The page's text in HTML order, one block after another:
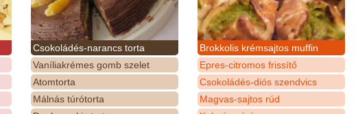
Csokoládés-narancs torta
Vaníliakrémes gomb szelet
Atomtorta
Málnás túrótorta
Brokkolis krémsajtos muffin
Epres-citromos frissítő
Csokoládés-diós szendvics
Magvas-sajtos rúd